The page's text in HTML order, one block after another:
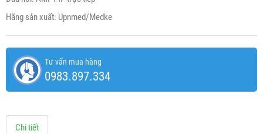
Hãng sản xuất: Upnmed/Medke
Tư vấn mua hàng
0983.897.334
Chi tiết